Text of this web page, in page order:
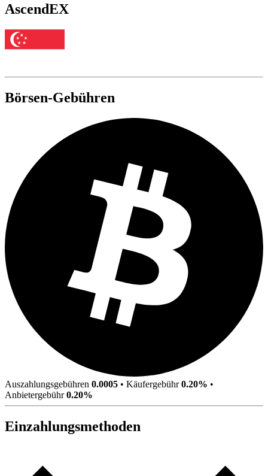
AscendEX
Börsen-Gebühren
Auszahlungsgebühren 0.0005 • Käufergebühr0.20% •
Anbietergebühr0.20%
Einzahlungsmethoden